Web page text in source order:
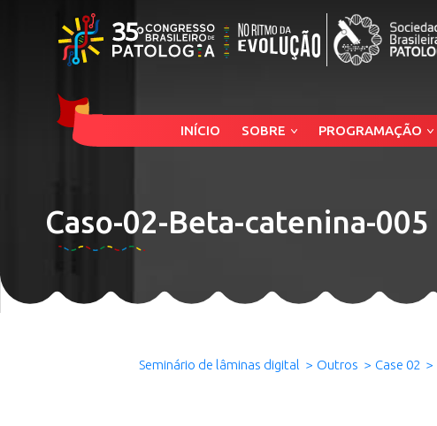
Caso-02-Beta-catenina-005
INÍCIO SOBRE PROGRAMAÇÃO
Seminário de lâminas digital Outros Case 02